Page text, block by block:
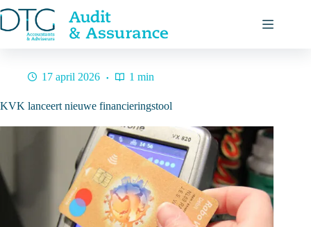
naar
de
inhoud
17 april 2026 1 min
KVK lanceert nieuwe financieringstool